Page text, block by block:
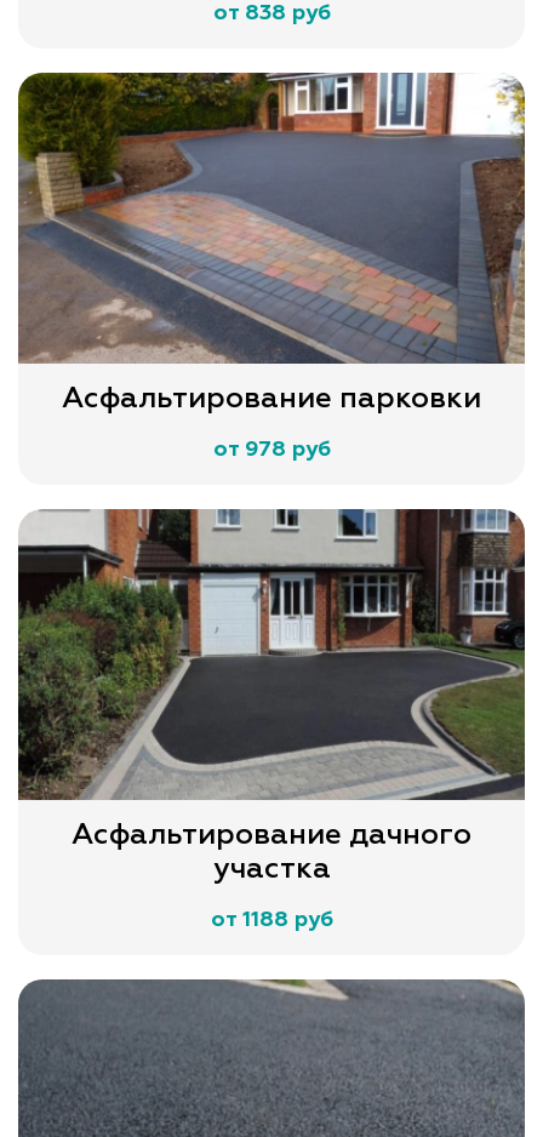
от 838 руб
Асфальтирование парковки
от 978 руб
Асфальтирование дачного
участка
от 1188 руб